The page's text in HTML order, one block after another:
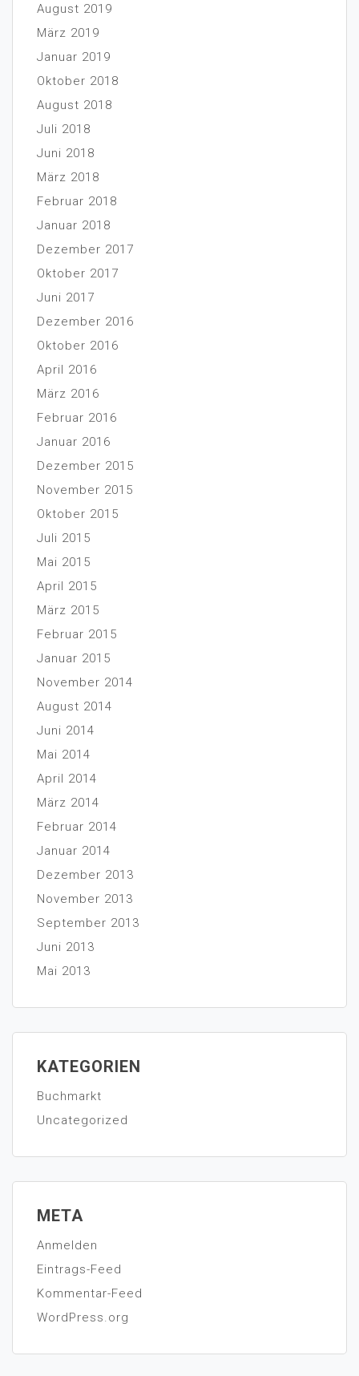
August 2019
März 2019
Januar 2019
Oktober 2018
August 2018
Juli 2018
Juni 2018
März 2018
Februar 2018
Januar 2018
Dezember 2017
Oktober 2017
Juni 2017
Dezember 2016
Oktober 2016
April 2016
März 2016
Februar 2016
Januar 2016
Dezember 2015
November 2015
Oktober 2015
Juli 2015
Mai 2015
April 2015
März 2015
Februar 2015
Januar 2015
November 2014
August 2014
Juni 2014
Mai 2014
April 2014
März 2014
Februar 2014
Januar 2014
Dezember 2013
November 2013
September 2013
Juni 2013
Mai 2013
KATEGORIEN
Buchmarkt
Uncategorized
META
Anmelden
Eintrags-Feed
Kommentar-Feed
WordPress.org